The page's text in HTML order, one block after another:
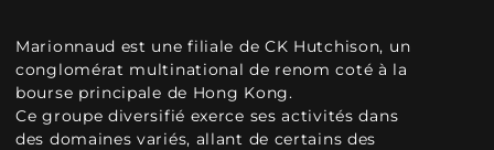
Marionnaud est une filiale de CK Hutchison, un
conglomérat multinational de renom coté à la
bourse principale de Hong Kong.
Ce groupe diversifié exerce ses activités dans
des domaines variés, allant de certains des